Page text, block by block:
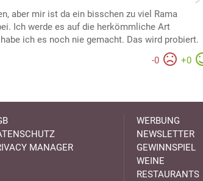
aber mir ist da ein bisschen zu viel Rama
Ich werde es auf die herkömmliche Art
ich es noch nie gemacht. Das wird probiert.
-0 +0
MANAGER
WERBUNG
NEWSLETTER
GEWINNSPIEL
WEINE
RESTAURANTS